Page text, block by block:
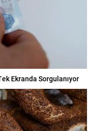
Ekranda Sorgulanıyor